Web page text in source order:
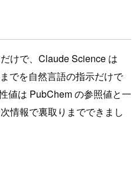
けで、Claude Science は
でを自然言語の指示だけで
値は PubChem の参照値と一
情報で裏取りまでできまし